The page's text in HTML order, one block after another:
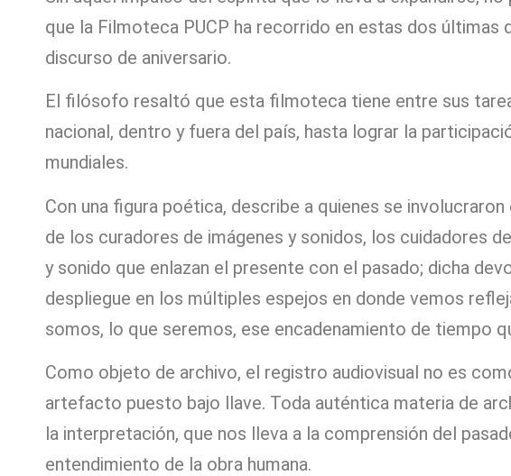
que la Filmoteca PUCP ha recorrido en estas dos últimas
discurso de aniversario.
El filósofo resaltó que esta filmoteca tiene entre sus
nacional, dentro y fuera del país, hasta lograr la
mundiales.
Con una figura poética, describe a quienes se
de los curadores de imágenes y sonidos, los cuidadores
y sonido que enlazan el presente con el pasado; dicha
despliegue en los múltiples espejos en donde vemos
somos, lo que seremos, ese encadenamiento de tiempo
Como objeto de archivo, el registro audiovisual no es
artefacto puesto bajo llave. Toda auténtica materia de
la interpretación, que nos lleva a la comprensión del
entendimiento de la obra humana.